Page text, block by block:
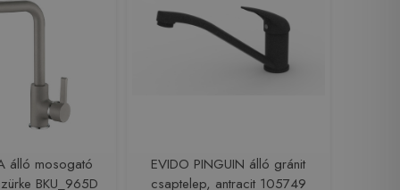
álló mosogató
BKU_965D
EVIDO PINGUIN álló gránit
csaptelep, antracit 105749